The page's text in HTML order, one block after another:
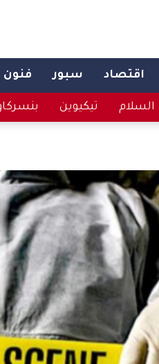
اقتصاد سبور فنون
السلام تيكيوين